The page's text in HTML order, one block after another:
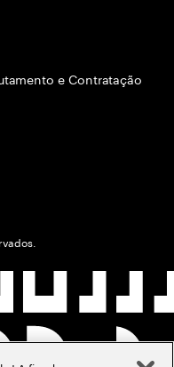
e Contratação